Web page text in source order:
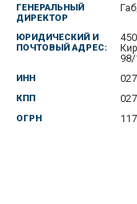
ГЕНЕРАЛЬНЫЙ
ДИРЕКТОР
ЮРИДИЧЕСКИЙ И
ПОЧТОВЫЙ АДРЕС:
98/
ИНН
КПП
ОГРН